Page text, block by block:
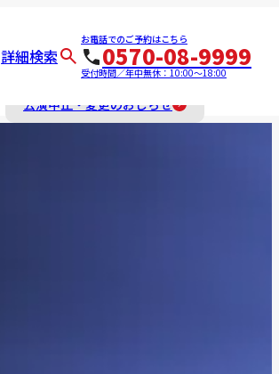
詳細検索
お電話でのご予約はこちら
0570-08-9999
受付時間／年中無休：10:00～18:00
公演中止・変更のおしらせ